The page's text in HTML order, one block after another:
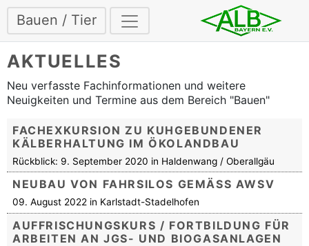
Bauen / Tier
AKTUELLES
Neu verfasste Fachinformationen und weitere
Neuigkeiten und Termine aus dem Bereich "Bauen"
FACHEXKURSION ZU KUHGEBUNDENER
KÄLBERHALTUNG IM ÖKOLANDBAU
Rückblick: 9. September 2020 in Haldenwang / Oberallgäu
NEUBAU VON FAHRSILOS GEMÄSS AWSV
09. August 2022 in Karlstadt-Stadelhofen
AUFFRISCHUNGSKURS / FORTBILDUNG FÜR
ARBEITEN AN JGS- UND BIOGASANLAGEN